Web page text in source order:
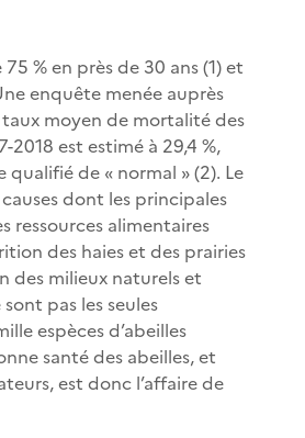
% en près de 30 ans (1) et
enquête menée auprès
moyen de mortalité des
2018 est estimé à 29,4 %,
de « normal » (2). Le
dont les principales
ressources alimentaires
des haies et des prairies
des milieux naturels et
sont pas les seules
espèces d’abeilles
santé des abeilles, et
est donc l’affaire de